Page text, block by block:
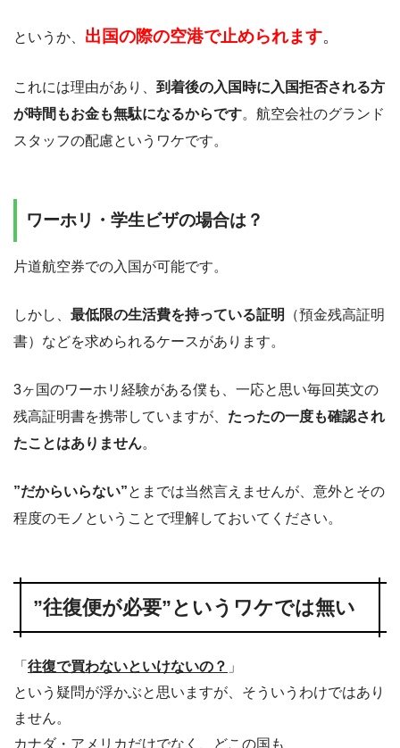
というか、 出国の際の空港で止められます。
これには理由があり、 到着後の入国時に入国拒否される方
が時間もお金も無駄になるからです。航空会社のグランド
スタッフの配慮というワケです。
ワーホリ・学生ビザの場合は？
片道航空券での入国が可能です。
しかし、 最低限の生活費を持っている証明
（預金残高証明
書）などを求められるケースがあります。
3ヶ国のワーホリ経験がある僕も、一応と思い毎回英文の
残高証明書を携帯していますが、 たったの一度も確認され
たことはありません。
”だからいらない”とまでは当然言えませんが、意外とその
程度のモノということで理解しておいてください。
”往復便が必要”というワケでは無い
「 往復で買わないといけないの？ 」
という疑問が浮かぶと思いますが、そういうわけではあり
ません。
カナダ・アメリカだけでなく、どこの国も